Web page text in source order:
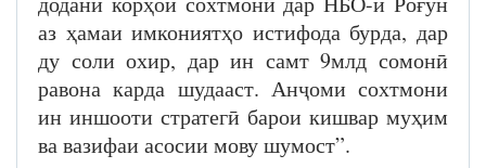
аз ҳамаи имкониятҳо истифода бурда, дар
ду соли охир, дар ин самт 9млд сомонӣ
равона карда шудааст. Анҷоми сохтмони
ин иншооти стратегӣ барои кишвар муҳим
ва вазифаи асосии мову шумост”.